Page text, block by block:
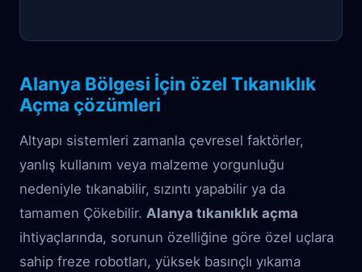
Alanya Bölgesi İçin özel Tıkanıklık
Açma çözümleri
Altyapı sistemleri zamanla çevresel faktörler,
yanlış kullanım veya malzeme yorgunluğu
nedeniyle tıkanabilir, sızıntı yapabilir ya da
tamamen Çökebilir. Alanya tıkanıklık açma
ihtiyaçlarında, sorunun özelliğine göre özel uçlara
sahip freze robotları, yüksek basınçlı yıkama